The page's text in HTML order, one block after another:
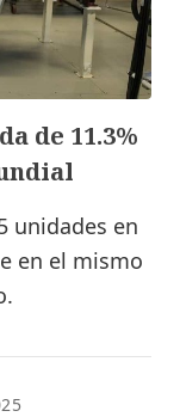
de 11.3%
unidades en
en el mismo